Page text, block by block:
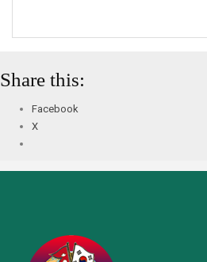
Share this:
Facebook
X